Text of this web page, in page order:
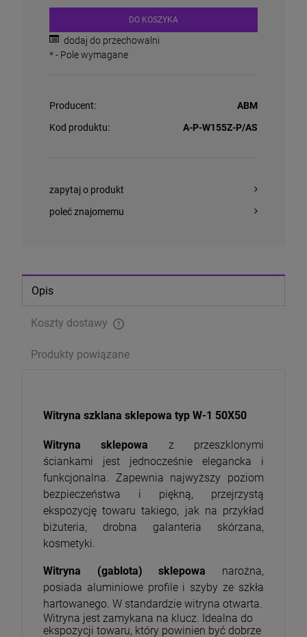
DO KOSZYKA
dodaj do przechowalni
*- Pole wymagane
Producent:
ABM
Kod produktu:
A-P-W155Z-P/AS
zapytaj o produkt
poleć znajomemu
Opis
Koszty dostawy
Produkty powiązane
Witryna szklana sklepowa typ W-1 50X50
Witryna sklepowa z przeszklonymi
ściankami jest jednocześnie elegancka i
funkcjonalna. Zapewnia najwyższy poziom
bezpieczeństwa i piękną, przejrzystą
ekspozycję towaru takiego, jak na przykład
biżuteria, drobna galanteria skórzana,
kosmetyki.
Witryna (gablota) sklepowa narożna,
posiada aluminiowe profile i szyby ze szkła
hartowanego. W standardzie witryna otwarta.
Witryna jest zamykana na klucz. Idealna do
ekspozycji towaru, który powinien być dobrze